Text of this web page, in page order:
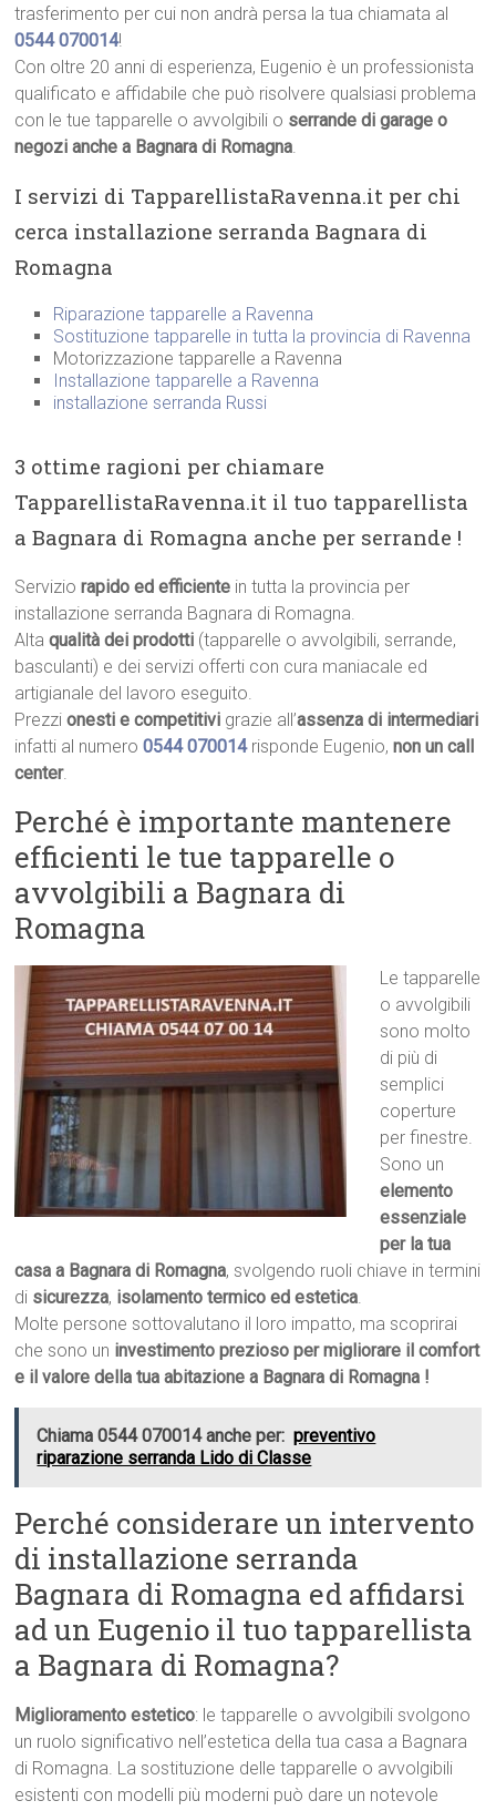
trasferimento per cui non andrà persa la tua chiamata al
0544 070014!
Con oltre 20 anni di esperienza, Eugenio è un professionista
qualificato e affidabile che può risolvere qualsiasi problema
con le tue tapparelle o avvolgibili o serrande di garage o
negozi anche a Bagnara di Romagna.
I servizi di TapparellistaRavenna.it per chi
cerca installazione serranda Bagnara di
Romagna
Riparazione tapparelle a Ravenna
Sostituzione tapparelle in tutta la provincia di Ravenna
Motorizzazione tapparelle a Ravenna
Installazione tapparelle a Ravenna
installazione serranda Russi
3 ottime ragioni per chiamare
TapparellistaRavenna.it il tuo tapparellista
a Bagnara di Romagna anche per serrande !
Serviziorapido ed efficiente in tutta la provincia per
installazione serranda Bagnara di Romagna.
Altaqualità dei prodotti (tapparelle o avvolgibili, serrande,
basculanti) e dei servizi offerti con cura maniacale ed
artigianale del lavoro eseguito.
Prezzionesti e competitivi grazie all’assenza di intermediari
infatti al numero0544 070014 risponde Eugenio,non un call
center.
Perché è importante mantenere
efficienti le tue tapparelle o
avvolgibili a Bagnara di
Romagna
Le tapparelle
o avvolgibili
sono molto
di più di
semplici
coperture
per finestre.
Sono un
elemento
essenziale
per la tua
casa a Bagnara di Romagna, svolgendo ruoli chiave in termini
di sicurezza, isolamento termico ed estetica.
Molte persone sottovalutano il loro impatto, ma scoprirai
che sono un investimento prezioso per migliorare il comfort
e il valore della tua abitazione a Bagnara di Romagna !
Chiama 0544 070014 anche per: preventivo
riparazione serranda Lido di Classe
Perché considerare un intervento
di installazione serranda
Bagnara di Romagna ed affidarsi
ad un Eugenio il tuo tapparellista
a Bagnara di Romagna?
Miglioramento estetico: le tapparelle o avvolgibili svolgono
un ruolo significativo nell’estetica della tua casa a Bagnara
di Romagna. La sostituzione delle tapparelle o avvolgibili
esistenti con modelli più moderni può dare un notevole